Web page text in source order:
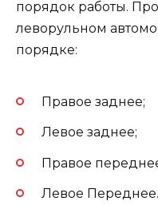
порядок работы.
леворульном
порядке:
Правое заднее;
Левое заднее;
Правое
Левое Переднее.